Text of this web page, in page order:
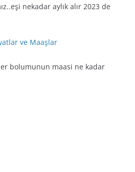
nekadar aylık alır 2023 de
ve Maaşlar
bolumunun maasi ne kadar